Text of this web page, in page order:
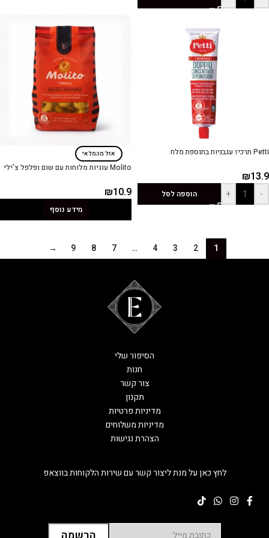
Petti תרכיז עגבניות בתוספת מלח
₪13.9
-
+ הוספה לסל
אזל מהמלאי
Molito עוגיות מלוחות עם שום ופלפל צ’ילי
₪10.9
מידע נוסף
1
2
3
4
…
7
8
9
→
לחץ כאן על מנת ליצור קשר עם שירות הלקוחות בווצאפ
הסיפור שלי
חנות
צור קשר
תקנון
מדיניות פרטיות
מדיניות משלוחים
הצהרת נגישות